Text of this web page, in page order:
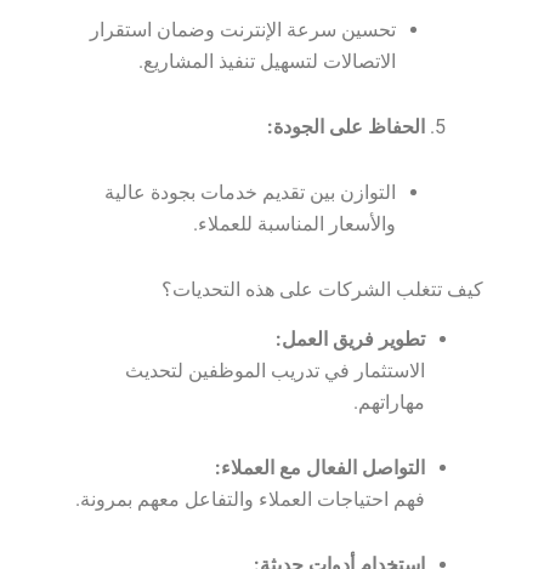
تحسين سرعة الإنترنت وضمان استقرار
الاتصالات لتسهيل تنفيذ المشاريع.
الحفاظ على الجودة:
التوازن بين تقديم خدمات بجودة عالية
والأسعار المناسبة للعملاء.
كيف تتغلب الشركات على هذه التحديات؟
تطوير فريق العمل:
الاستثمار في تدريب الموظفين لتحديث
مهاراتهم.
التواصل الفعال مع العملاء:
فهم احتياجات العملاء والتفاعل معهم بمرونة.